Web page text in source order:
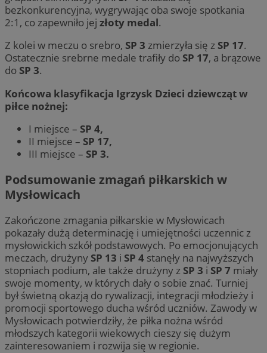
bezkonkurencyjna, wygrywając oba swoje spotkania
2:1, co zapewniło jej złoty medal.
Z kolei w meczu o srebro, SP 3 zmierzyła się z SP 17.
Ostatecznie srebrne medale trafiły do SP 17, a brązowe
do SP 3.
Końcowa klasyfikacja Igrzysk Dzieci dziewcząt w
piłce nożnej:
I miejsce – SP 4,
II miejsce – SP 17,
III miejsce – SP 3.
Podsumowanie zmagań piłkarskich w
Mysłowicach
Zakończone zmagania piłkarskie w Mysłowicach
pokazały dużą determinację i umiejętności uczennic z
mysłowickich szkół podstawowych. Po emocjonujących
meczach, drużyny SP 13 i SP 4 stanęły na najwyższych
stopniach podium, ale także drużyny z SP 3 i SP 7 miały
swoje momenty, w których dały o sobie znać. Turniej
był świetną okazją do rywalizacji, integracji młodzieży i
promocji sportowego ducha wśród uczniów. Zawody w
Mysłowicach potwierdziły, że piłka nożna wśród
młodszych kategorii wiekowych cieszy się dużym
zainteresowaniem i rozwija się w regionie.